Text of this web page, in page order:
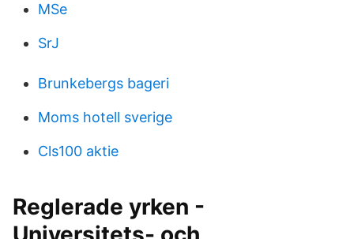
MSe
SrJ
Brunkebergs bageri
Moms hotell sverige
Cls100 aktie
Reglerade yrken -